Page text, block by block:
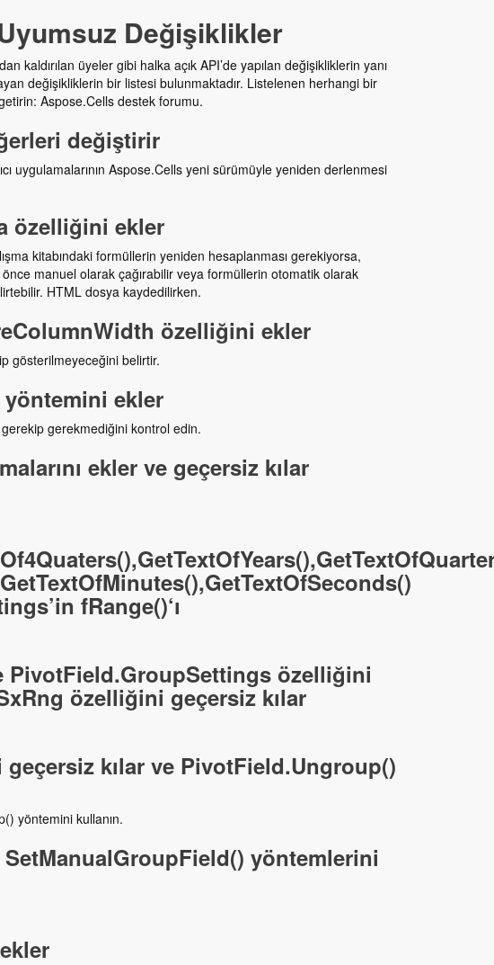
Değişiklikler
kaldırılan üyeler gibi halka açık API’de yapılan değişikliklerin yanı
değişikliklerin bir listesi bulunmaktadır. Listelenen herhangi bir
Aspose.Cells destek forumu.
değiştirir
uygulamalarının Aspose.Cells yeni sürümüyle yeniden derlenmesi
özelliğini ekler
kitabındaki formüllerin yeniden hesaplanması gerekiyorsa,
önce manuel olarak çağırabilir veya formüllerin otomatik olarak
HTML dosya kaydedilirken.
özelliğini ekler
gösterilmeyeceğini belirtir.
ekler
gerekip gerekmediğini kontrol edin.
ekler ve geçersiz kılar
fRange()‘ı
PivotField.GroupSettings özelliğini
özelliğini geçersiz kılar
kılar ve PivotField.Ungroup()
yöntemini kullanın.
yöntemlerini